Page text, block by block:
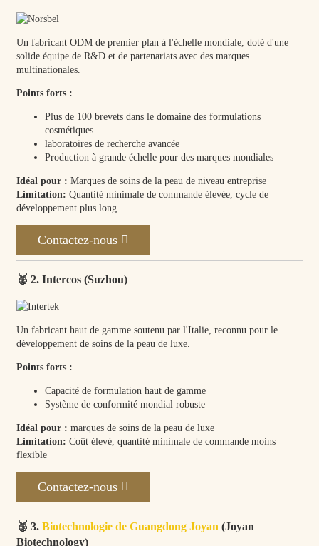
Un fabricant ODM de premier plan à l'échelle mondiale, doté d'une
solide équipe de R&D et de partenariats avec des marques
multinationales.
Points forts :
Plus de 100 brevets dans le domaine des formulations
cosmétiques
laboratoires de recherche avancée
Production à grande échelle pour des marques mondiales
Idéal pour : Marques de soins de la peau de niveau entreprise
Limitation: Quantité minimale de commande élevée, cycle de
développement plus long
Contactez-nous
🥈 2. Intercos (Suzhou)
Un fabricant haut de gamme soutenu par l'Italie, reconnu pour le
développement de soins de la peau de luxe.
Points forts :
Capacité de formulation haut de gamme
Système de conformité mondial robuste
Idéal pour : marques de soins de la peau de luxe
Limitation: Coût élevé, quantité minimale de commande moins
flexible
Contactez-nous
🥉 3. Biotechnologie de Guangdong Joyan(Joyan
Biotechnology)